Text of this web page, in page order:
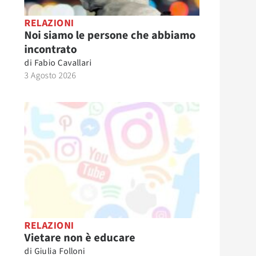
RELAZIONI
Noi siamo le persone che abbiamo
incontrato
di Fabio Cavallari
3 Agosto 2026
RELAZIONI
Vietare non è educare
di Giulia Folloni